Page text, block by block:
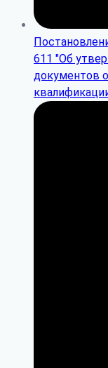
611 "Об
документов